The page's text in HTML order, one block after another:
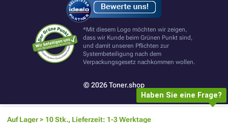
Auf Lager > 10 Stk., Lieferzeit: 1-3 Werktage
*Mit diesem Logo möchten wir zeigen,
dass wir Kunde beim Grünen Punkt sind,
und damit unseren Pflichten zur
Systembeteiligung nach dem
Verpackungsgesetz nachkommen wollen.
© 2026 Toner.shop
Haben Sie eine Frage?